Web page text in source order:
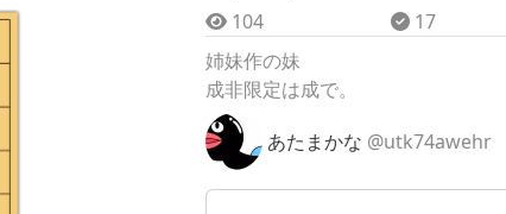
104 17
姉妹作の妹
成非限定は成で。
あたまかな @utk74awehr